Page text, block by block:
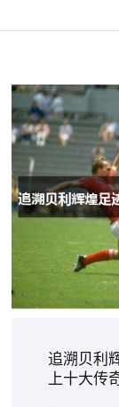
追溯贝利
上十大传